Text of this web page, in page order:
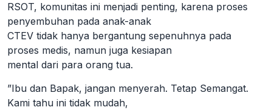
RSOT, komunitas ini menjadi penting, karena proses
penyembuhan pada anak-anak
CTEV tidak hanya bergantung sepenuhnya pada
proses medis, namun juga kesiapan
mental dari para orang tua.
”Ibu dan Bapak, jangan menyerah. Tetap Semangat.
Kami tahu ini tidak mudah,